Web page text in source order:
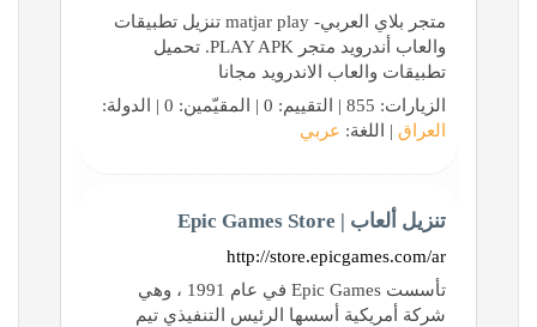
متجر بلاي العربي- matjar play تنزيل تطبيقات
والعاب أندرويد متجر PLAY APK. تحميل
تطبيقات والعاب الاندرويد مجانا
الزيارات: 855 | التقييم: 0 | المقيّمين: 0 | الدولة:
العراق | اللغة: عربي
تنزيل ألعاب | Epic Games Store
http://store.epicgames.com/ar
تأسست Epic Games في عام 1991 ، وهي
شركة أمريكية أسسها الرئيس التنفيذي تيم